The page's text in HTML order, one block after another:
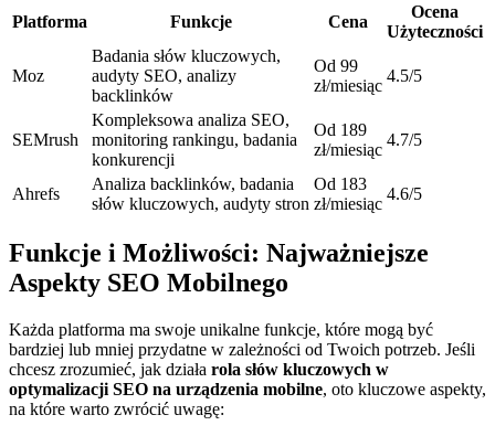
Platforma Funkcje Cena
Ocena
Użyteczności
Moz
Badania słów kluczowych,
audyty SEO, analizy
backlinków
Od 99
zł/miesiąc
4.5/5
SEMrush
Kompleksowa analiza SEO,
monitoring rankingu, badania
konkurencji
Od 189
zł/miesiąc
4.7/5
Ahrefs
Analiza backlinków, badania
słów kluczowych, audyty stron
Od 183
zł/miesiąc
4.6/5
Funkcje i Możliwości: Najważniejsze
Aspekty SEO Mobilnego
Każda platforma ma swoje unikalne funkcje, które mogą być
bardziej lub mniej przydatne w zależności od Twoich potrzeb. Jeśli
chcesz zrozumieć, jak działa rola słów kluczowych w
optymalizacji SEO na urządzenia mobilne, oto kluczowe aspekty,
na które warto zwrócić uwagę: